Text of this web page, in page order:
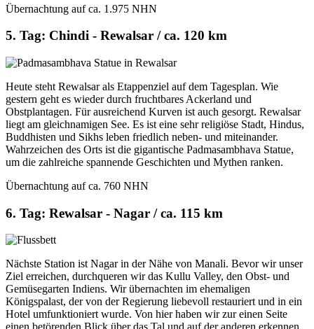
Übernachtung auf ca. 1.975 NHN
5. Tag: Chindi - Rewalsar / ca. 120 km
Heute steht Rewalsar als Etappenziel auf dem Tagesplan. Wie
gestern geht es wieder durch fruchtbares Ackerland und
Obstplantagen. Für ausreichend Kurven ist auch gesorgt. Rewalsar
liegt am gleichnamigen See. Es ist eine sehr religiöse Stadt, Hindus,
Buddhisten und Sikhs leben friedlich neben- und miteinander.
Wahrzeichen des Orts ist die gigantische Padmasambhava Statue,
um die zahlreiche spannende Geschichten und Mythen ranken.
Übernachtung auf ca. 760 NHN
6. Tag: Rewalsar - Nagar / ca. 115 km
Nächste Station ist Nagar in der Nähe von Manali. Bevor wir unser
Ziel erreichen, durchqueren wir das Kullu Valley, den Obst- und
Gemüsegarten Indiens. Wir übernachten im ehemaligen
Königspalast, der von der Regierung liebevoll restauriert und in ein
Hotel umfunktioniert wurde. Von hier haben wir zur einen Seite